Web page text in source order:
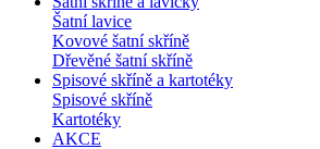
Šatní lavice
Kovové šatní skříně
Dřevěné šatní skříně
Spisové skříně a kartotéky
Spisové skříně
Kartotéky
AKCE